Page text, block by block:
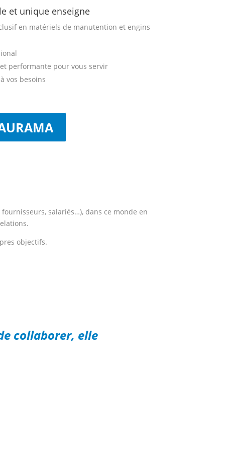
et unique enseigne
en matériels de manutention et engins
performante pour vous servir
vos besoins
salariés…), dans ce monde en
objectifs.
collaborer, elle